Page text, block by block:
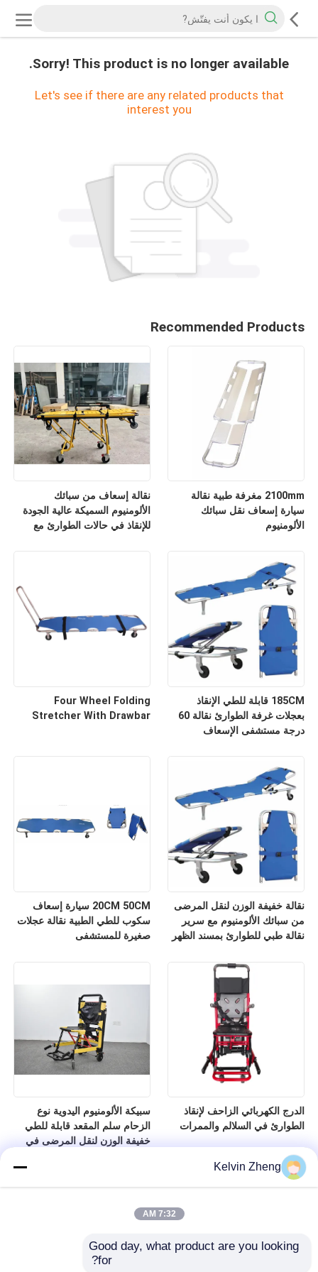
Sorry! This product is no longer available.
Let's see if there are any related products that
interest you
Recommended Products
نقالة إسعاف من سبائك
الألومنيوم السميكة عالية الجودة
للإنقاذ في حالات الطوارئ مع
2100mm مغرفة طبية نقالة
سيارة إسعاف نقل سبائك
الألومنيوم
Four Wheel Folding
Stretcher With Drawbar
185CM قابلة للطي الإنقاذ
بعجلات غرفة الطوارئ نقالة 60
درجة مستشفى الإسعاف
20CM 50CM سيارة إسعاف
سكوب للطي الطبية نقالة عجلات
صغيرة للمستشفى
نقالة خفيفة الوزن لنقل المرضى
من سبائك الألومنيوم مع سرير
نقالة طبي للطوارئ بمسند الظهر
سبيكة الألومنيوم اليدوية نوع
الزحام سلم المقعد قابلة للطي
خفيفة الوزن لنقل المرضى في
الدرج الكهربائي الزاحف لإنقاذ
الطوارئ في السلالم والممرات
Kelvin Zheng
7:32 AM
Good day, what product are you looking
for?